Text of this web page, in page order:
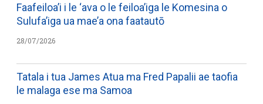
Faafeiloa’i i le ‘ava o le feiloa’iga le Komesina o
Sulufa’iga ua mae’a ona faatautō
28/07/2026
Tatala i tua James Atua ma Fred Papalii ae taofia
le malaga ese ma Samoa